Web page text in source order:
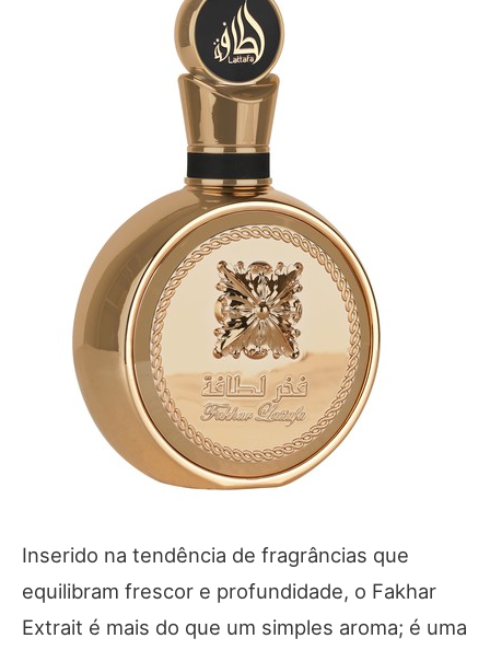
Inserido na tendência de fragrâncias que
equilibram frescor e profundidade, o Fakhar
Extrait é mais do que um simples aroma; é uma